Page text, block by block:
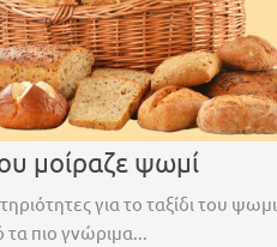
μοίραζε ψωμί
για το ταξίδι του
τα πιο γνώριμα...